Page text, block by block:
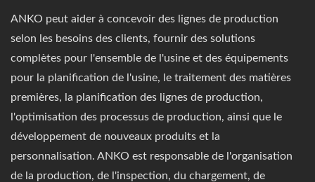
ANKO peut aider à concevoir des lignes de production
selon les besoins des clients, fournir des solutions
complètes pour l'ensemble de l'usine et des équipements
pour la planification de l'usine, le traitement des matières
premières, la planification des lignes de production,
l'optimisation des processus de production, ainsi que le
développement de nouveaux produits et la
personnalisation. ANKO est responsable de l'organisation
de la production, de l'inspection, du chargement, de